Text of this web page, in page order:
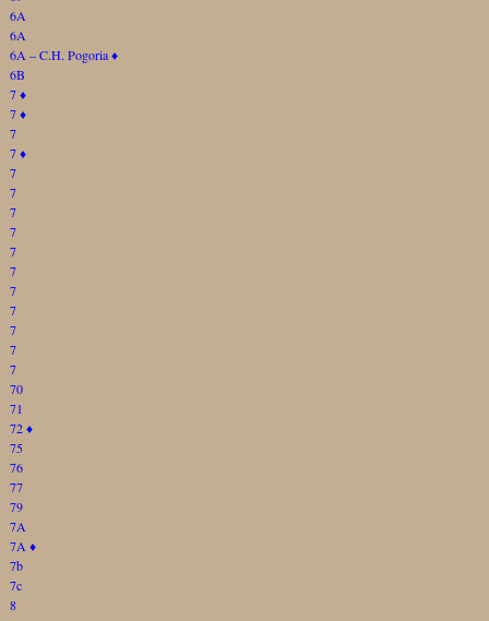
6A
6A
6A – C.H. Pogoria♦
6B
7♦
7♦
7
7♦
7
7
7
7
7
7
7
7
7
7
7
70
71
72♦
75
76
77
79
7A
7A ♦
7b
7c
8